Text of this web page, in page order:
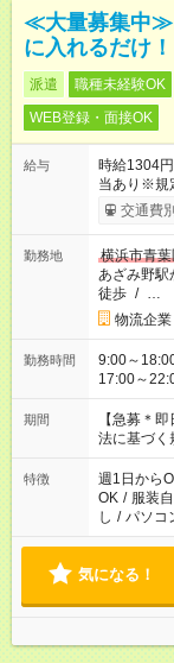
≪大量募集中≫
に入れるだけ！
派遣 職種未経験OK
WEB登録・面接OK
給与
時給1304
当あり※規
交通費
勤務地
横浜市青
あざみ野駅
徒歩 / …
物流企業
勤務時間
9:00～18:00 ▼選べるシフト制 10:00～19:00 13:00～
17:00～22:00 20:00～翌
にご相談く
期間
【急募＊
法に基づく
特徴 週1日から
OK / 服装
し / パソコ
気になる！